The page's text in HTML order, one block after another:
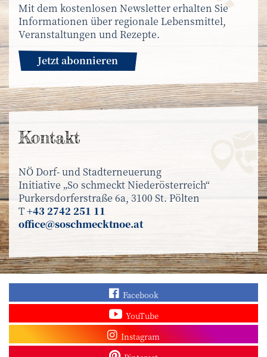
Mit dem kostenlosen Newsletter erhalten Sie
Informationen über regionale Lebensmittel,
Veranstaltungen und Rezepte.
Jetzt abonnieren
Kontakt
NÖ Dorf- und Stadterneuerung
Initiative „So schmeckt Niederösterreich“
Purkersdorferstraße 6a, 3100 St. Pölten
T+43 2742 251 11
office@soschmecktnoe.at
Finden Sie „So
Facebook
Sehen Sie mehr
YouTube
Besuchen Sie unser
Instagram